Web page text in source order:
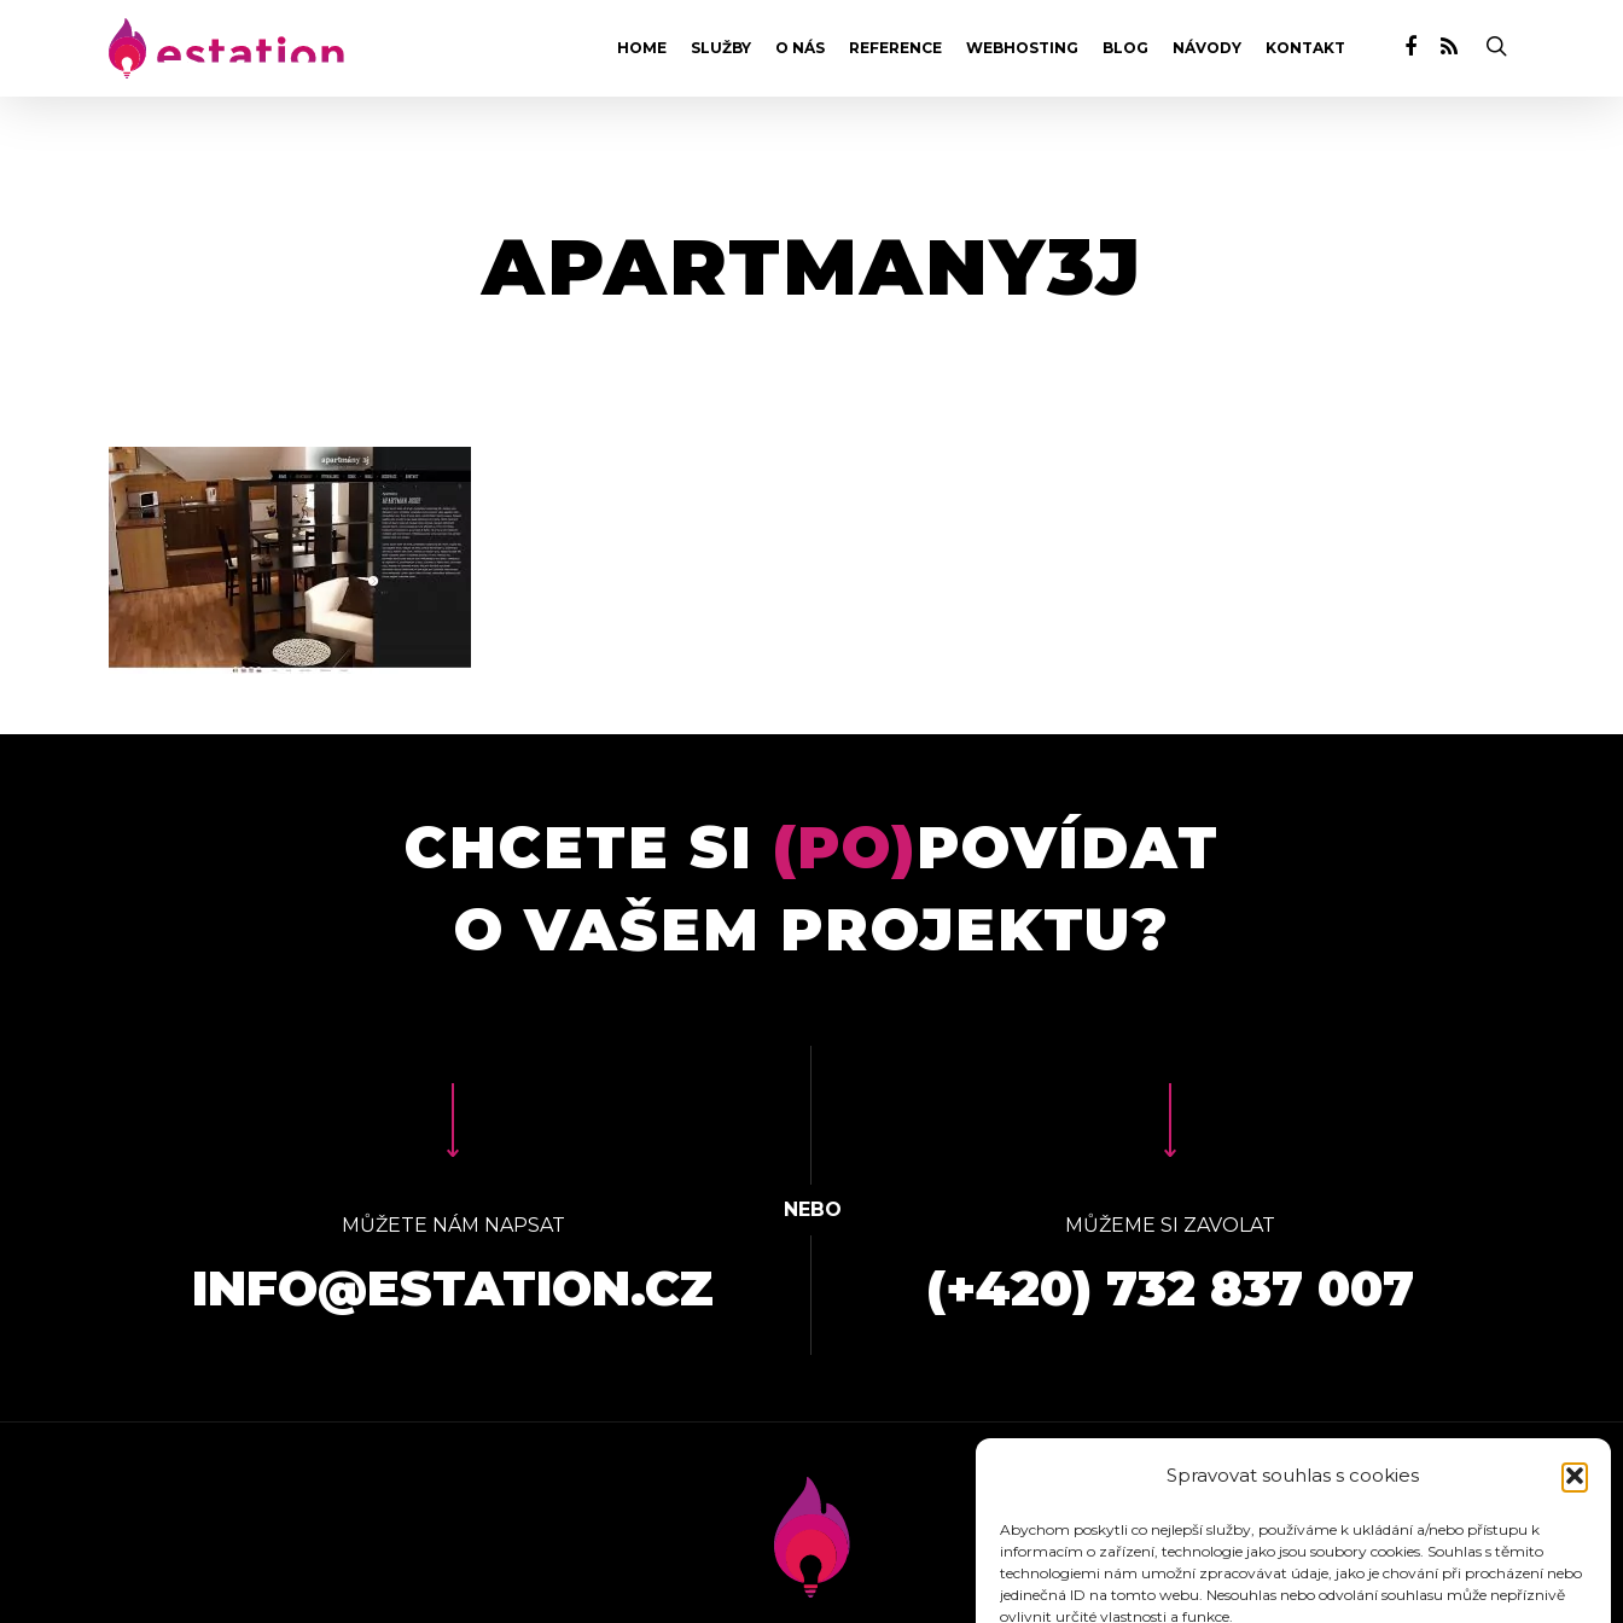
Spravovat souhlas s cookies
Abychom poskytli co nejlepší služby, používáme k ukládání a/nebo přístupu k
informacím o zařízení, technologie jako jsou soubory cookies. Souhlas s těmito
technologiemi nám umožní zpracovávat údaje, jako je chování při procházení nebo
jedinečná ID na tomto webu. Nesouhlas nebo odvolání souhlasu může nepříznivě
ovlivnit určité vlastnosti a funkce.
HOME SLUŽBY O NÁS REFERENCE WEBHOSTING BLOG NÁVODY KONTAKT
APARTMANY3J
CHCETE SI (PO)POVÍDAT
O VAŠEM PROJEKTU?
MŮŽETE NÁM NAPSAT
INFO@ESTATION.CZ
MŮŽEME SI ZAVOLAT
(+420) 732 837 007